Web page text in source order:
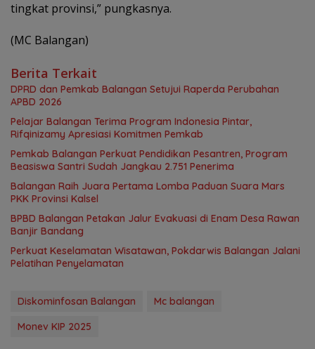
tingkat provinsi,” pungkasnya.
(MC Balangan)
Berita Terkait
DPRD dan Pemkab Balangan Setujui Raperda Perubahan
APBD 2026
Pelajar Balangan Terima Program Indonesia Pintar,
Rifqinizamy Apresiasi Komitmen Pemkab
Pemkab Balangan Perkuat Pendidikan Pesantren, Program
Beasiswa Santri Sudah Jangkau 2.751 Penerima
Balangan Raih Juara Pertama Lomba Paduan Suara Mars
PKK Provinsi Kalsel
BPBD Balangan Petakan Jalur Evakuasi di Enam Desa Rawan
Banjir Bandang
Perkuat Keselamatan Wisatawan, Pokdarwis Balangan Jalani
Pelatihan Penyelamatan
Diskominfosan Balangan
Mc balangan
Monev KIP 2025